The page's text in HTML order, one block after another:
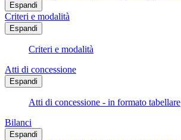
Espandi
Criteri e modalità
Espandi
Criteri e modalità
Atti di concessione
Espandi
Atti di concessione - in formato tabellare
Bilanci
Espandi